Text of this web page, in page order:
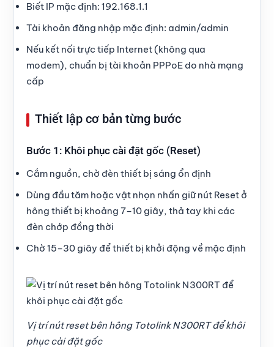
Biết IP mặc định: 192.168.1.1
Tài khoản đăng nhập mặc định: admin/admin
Nếu kết nối trực tiếp Internet (không qua
modem), chuẩn bị tài khoản PPPoE do nhà mạng
cấp
Thiết lập cơ bản từng bước
Bước 1: Khôi phục cài đặt gốc (Reset)
Cắm nguồn, chờ đèn thiết bị sáng ổn định
Dùng đầu tăm hoặc vật nhọn nhấn giữ nút Reset ở
hông thiết bị khoảng 7–10 giây, thả tay khi các
đèn chớp đồng thời
Chờ 15–30 giây để thiết bị khởi động về mặc định
Vị trí nút reset bên hông Totolink N300RT để khôi
phục cài đặt gốc